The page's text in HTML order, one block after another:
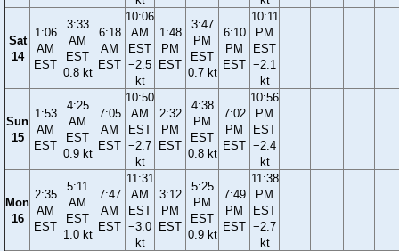
Sat
14
1:06
AM
EST
3:33
AM
EST
0.8 kt
6:18
AM
EST
10:06
AM
EST
−2.5
kt
1:48
PM
EST
3:47
PM
EST
0.7 kt
6:10
PM
EST
10:11
PM
EST
−2.1
kt
Sun
15
1:53
AM
EST
4:25
AM
EST
0.9 kt
7:05
AM
EST
10:50
AM
EST
−2.7
kt
2:32
PM
EST
4:38
PM
EST
0.8 kt
7:02
PM
EST
10:56
PM
EST
−2.4
kt
Mon
16
2:35
AM
EST
5:11
AM
EST
1.0 kt
7:47
AM
EST
11:31
AM
EST
−3.0
kt
3:12
PM
EST
5:25
PM
EST
0.9 kt
7:49
PM
EST
11:38
PM
EST
−2.7
kt